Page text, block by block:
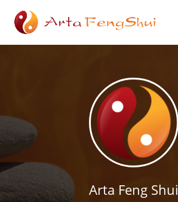
Arta Feng Shui